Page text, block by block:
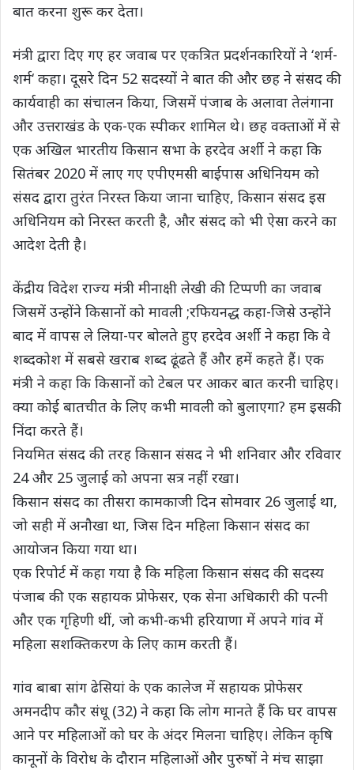
बात करना शुरू कर देता।
मंत्री द्वारा दिए गए हर जवाब पर एकत्रित प्रदर्शनकारियों ने ‘शर्म-
शर्म‘ कहा। दूसरे दिन 52 सदस्यों ने बात की और छह ने संसद की
कार्यवाही का संचालन किया, जिसमें पंजाब के अलावा तेलंगाना
और उत्तराखंड के एक-एक स्पीकर शामिल थे। छह वक्ताओं में से
एक अखिल भारतीय किसान सभा के हरदेव अर्शी ने कहा कि
सितंबर 2020 में लाए गए एपीएमसी बाईपास अधिनियम को
संसद द्वारा तुरंत निरस्त किया जाना चाहिए, किसान संसद इस
अधिनियम को निरस्त करती है, और संसद को भी ऐसा करने का
आदेश देती है।
केंद्रीय विदेश राज्य मंत्री मीनाक्षी लेखी की टिप्पणी का जवाब
जिसमें उन्होंने किसानों को मावली ;रफियनद्ध कहा-जिसे उन्होंने
बाद में वापस ले लिया-पर बोलते हुए हरदेव अर्शी ने कहा कि वे
शब्दकोश में सबसे खराब शब्द ढूंढते हैं और हमें कहते हैं। एक
मंत्री ने कहा कि किसानों को टेबल पर आकर बात करनी चाहिए।
क्या कोई बातचीत के लिए कभी मावली को बुलाएगा? हम इसकी
निंदा करते हैं।
नियमित संसद की तरह किसान संसद ने भी शनिवार और रविवार
24 और 25 जुलाई को अपना सत्र नहीं रखा।
किसान संसद का तीसरा कामकाजी दिन सोमवार 26 जुलाई था,
जो सही में अनौखा था, जिस दिन महिला किसान संसद का
आयोजन किया गया था।
एक रिपोर्ट में कहा गया है कि महिला किसान संसद की सदस्य
पंजाब की एक सहायक प्रोफेसर, एक सेना अधिकारी की पत्नी
और एक गृहिणी थीं, जो कभी-कभी हरियाणा में अपने गांव में
महिला सशक्तिकरण के लिए काम करती हैं।
गांव बाबा सांग ढेसियां के एक कालेज में सहायक प्रोफेसर
अमनदीप कौर संधू (32) ने कहा कि लोग मानते हैं कि घर वापस
आने पर महिलाओं को घर के अंदर मिलना चाहिए। लेकिन कृषि
कानूनों के विरोध के दौरान महिलाओं और पुरुषों ने मंच साझा